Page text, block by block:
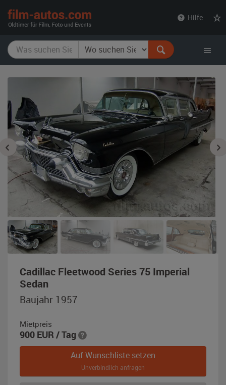
Hilfe
Cadillac Fleetwood Series 75 Imperial
Sedan,
Baujahr
1957,
schwarz
Baujahr 1957
Mietpreis
900 EUR / Tag
Auf Wunschliste setzen
Unverbindlich anfragen